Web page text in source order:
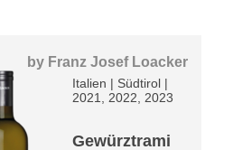
by Franz Josef Loacker
Italien | Südtirol |
2021, 2022, 2023
Gewürztrami